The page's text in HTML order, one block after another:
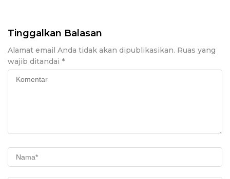
Tinggalkan Balasan
Alamat email Anda tidak akan dipublikasikan. Ruas yang
wajib ditandai *